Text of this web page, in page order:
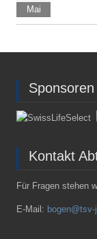
Mai
Sponsoren
Kontakt
Für Fragen stehen
E-Mail: